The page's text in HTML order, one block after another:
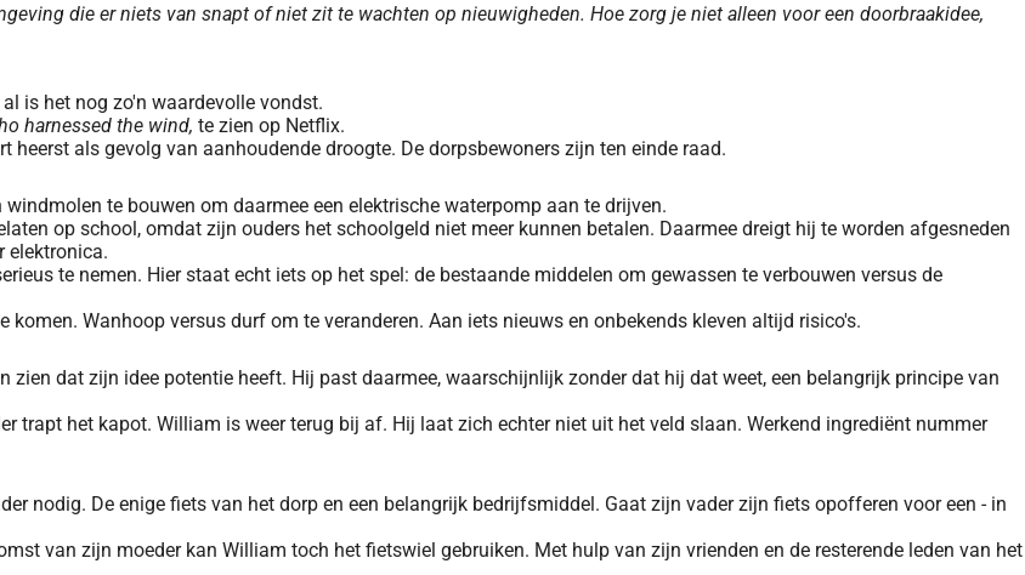
die er niets van snapt of niet zit te wachten op nieuwigheden. Hoe zorg je niet alleen voor een doorbraakidee,
is het nog zo'n waardevolle vondst.
harnessed the wind, te zien op Netflix.
als gevolg van aanhoudende droogte. De dorpsbewoners zijn ten einde raad.
te bouwen om daarmee een elektrische waterpomp aan te drijven.
op school, omdat zijn ouders het schoolgeld niet meer kunnen betalen. Daarmee dreigt hij te worden afgesneden
elektronica.
te nemen. Hier staat echt iets op het spel: de bestaande middelen om gewassen te verbouwen versus de
Wanhoop versus durf om te veranderen. Aan iets nieuws en onbekends kleven altijd risico's.
zien dat zijn idee potentie heeft. Hij past daarmee, waarschijnlijk zonder dat hij dat weet, een belangrijk principe van
trapt het kapot. William is weer terug bij af. Hij laat zich echter niet uit het veld slaan. Werkend ingrediënt nummer
nodig. De enige fiets van het dorp en een belangrijk bedrijfsmiddel. Gaat zijn vader zijn fiets opofferen voor een - in
van zijn moeder kan William toch het fietswiel gebruiken. Met hulp van zijn vrienden en de resterende leden van het